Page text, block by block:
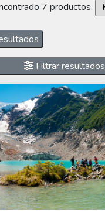
7 productos.
Filtrar resultados